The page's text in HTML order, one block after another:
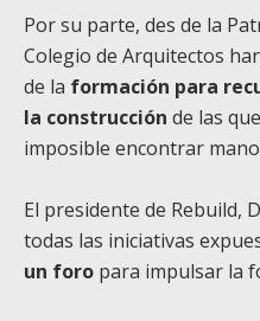
Por su parte, des de la
Colegio de Arquitectos
de la formación para
la construcción de las
imposible encontrar
El presidente de Rebuild,
todas las iniciativas
un foro para impulsar la